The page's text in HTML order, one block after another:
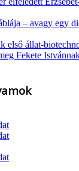
– avagy egy
első állat-
Fekete